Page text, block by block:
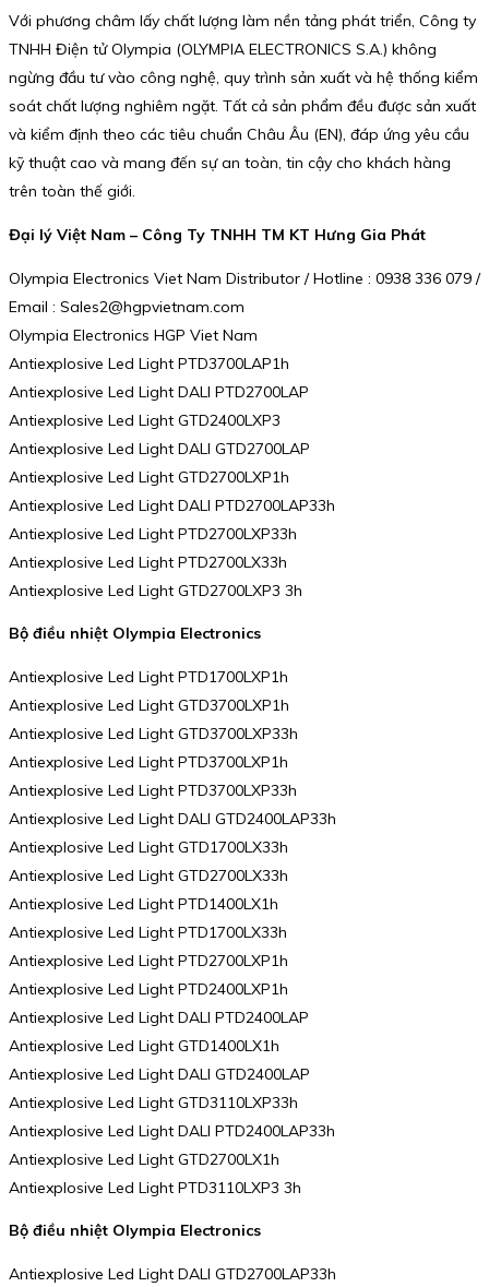
Với phương châm lấy chất lượng làm nền tảng phát triển, Công ty
TNHH Điện tử Olympia (OLYMPIA ELECTRONICS S.A.) không
ngừng đầu tư vào công nghệ, quy trình sản xuất và hệ thống kiểm
soát chất lượng nghiêm ngặt. Tất cả sản phẩm đều được sản xuất
và kiểm định theo các tiêu chuẩn Châu Âu (EN), đáp ứng yêu cầu
kỹ thuật cao và mang đến sự an toàn, tin cậy cho khách hàng
trên toàn thế giới.
Đại lý Việt Nam – Công Ty TNHH TM KT Hưng Gia Phát
Olympia Electronics Viet Nam Distributor / Hotline : 0938 336 079 /
Email : Sales2@hgpvietnam.com
Olympia Electronics HGP Viet Nam
Antiexplosive Led Light PTD3700LAP1h
Antiexplosive Led Light DALI PTD2700LAP
Antiexplosive Led Light GTD2400LXP3
Antiexplosive Led Light DALI GTD2700LAP
Antiexplosive Led Light GTD2700LXP1h
Antiexplosive Led Light DALI PTD2700LAP33h
Antiexplosive Led Light PTD2700LXP33h
Antiexplosive Led Light PTD2700LX33h
Antiexplosive Led Light GTD2700LXP3 3h
Bộ điều nhiệt Olympia Electronics
Antiexplosive Led Light PTD1700LXP1h
Antiexplosive Led Light GTD3700LXP1h
Antiexplosive Led Light GTD3700LXP33h
Antiexplosive Led Light PTD3700LXP1h
Antiexplosive Led Light PTD3700LXP33h
Antiexplosive Led Light DALI GTD2400LAP33h
Antiexplosive Led Light GTD1700LX33h
Antiexplosive Led Light GTD2700LX33h
Antiexplosive Led Light PTD1400LX1h
Antiexplosive Led Light PTD1700LX33h
Antiexplosive Led Light PTD2700LXP1h
Antiexplosive Led Light PTD2400LXP1h
Antiexplosive Led Light DALI PTD2400LAP
Antiexplosive Led Light GTD1400LX1h
Antiexplosive Led Light DALI GTD2400LAP
Antiexplosive Led Light GTD3110LXP33h
Antiexplosive Led Light DALI PTD2400LAP33h
Antiexplosive Led Light GTD2700LX1h
Antiexplosive Led Light PTD3110LXP3 3h
Bộ điều nhiệt Olympia Electronics
Antiexplosive Led Light DALI GTD2700LAP33h